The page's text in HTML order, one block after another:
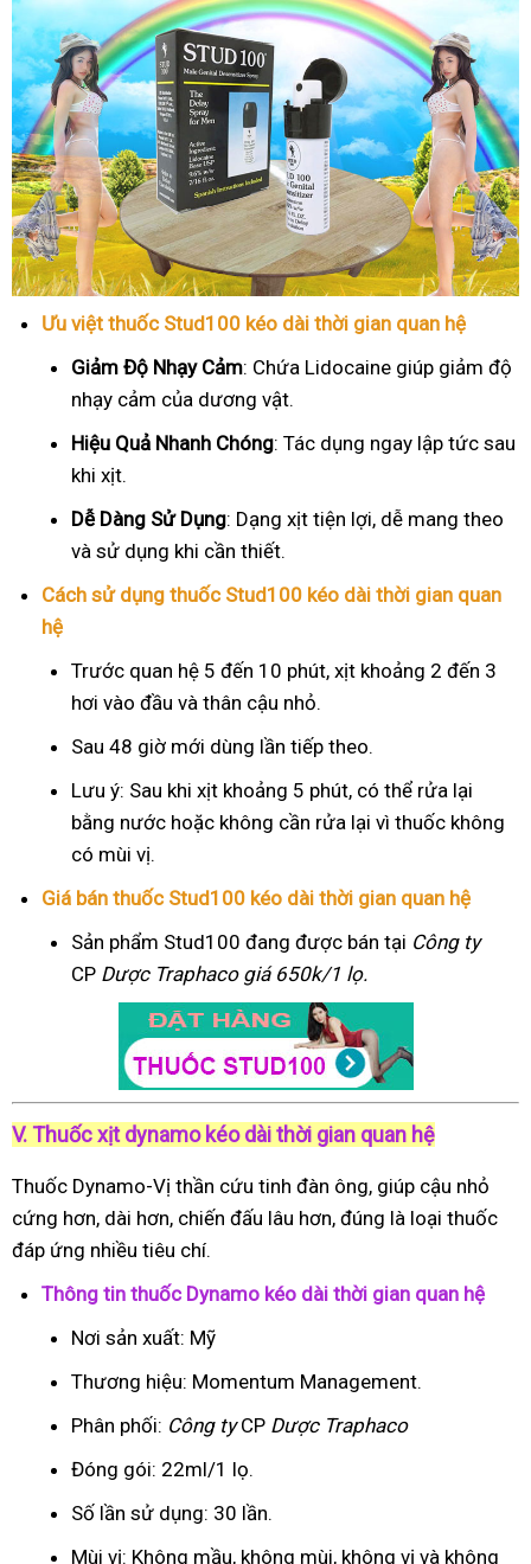
Ưu việt thuốc Stud100 kéo dài thời gian quan hệ
Giảm Độ Nhạy Cảm: Chứa Lidocaine giúp giảm độ
nhạy cảm của dương vật.
Hiệu Quả Nhanh Chóng: Tác dụng ngay lập tức sau
khi xịt.
Dễ Dàng Sử Dụng: Dạng xịt tiện lợi, dễ mang theo
và sử dụng khi cần thiết.
Cách sử dụng thuốc Stud100 kéo dài thời gian quan
hệ
Trước quan hệ 5 đến 10 phút, xịt khoảng 2 đến 3
hơi vào đầu và thân cậu nhỏ.
Sau 48 giờ mới dùng lần tiếp theo.
Lưu ý: Sau khi xịt khoảng 5 phút, có thể rửa lại
bằng nước hoặc không cần rửa lại vì thuốc không
có mùi vị.
Giá bán thuốc Stud100 kéo dài thời gian quan hệ
Sản phẩm Stud100 đang được bán tại Công ty
CP Dược Traphacogiá 650k/1 lọ.
V. Thuốc xịt dynamo kéo dài thời gian quan hệ
Thuốc Dynamo-Vị thần cứu tinh đàn ông, giúp cậu nhỏ
cứng hơn, dài hơn, chiến đấu lâu hơn, đúng là loại thuốc
đáp ứng nhiều tiêu chí.
Thông tin thuốc Dynamo kéo dài thời gian quan hệ
Nơi sản xuất: Mỹ
Thương hiệu: Momentum Management.
Phân phối: Công tyCP Dược Traphaco
Đóng gói: 22ml/1 lọ.
Số lần sử dụng: 30 lần.
Mùi vị: Không mầu, không mùi, không vị và không